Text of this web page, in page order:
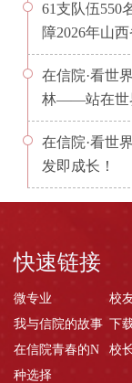
61支队伍550
障2026年山
在信院·看世
林——站在世
在信院·看世
发即成长！
快速链接
微专业
校
我与信院的故事 下
在信院青春的N
种选择
校